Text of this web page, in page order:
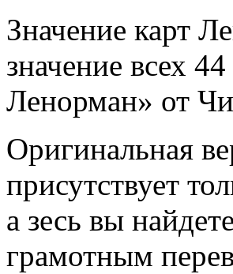
Значение карт
значение всех
Ленорман» от
Оригинальная
присутствует
а зесь вы
грамотным